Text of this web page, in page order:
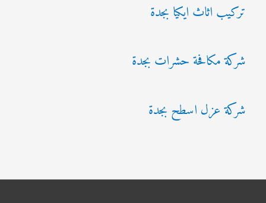
تركيب اثاث ايكيا بجدة
شركة مكافحة حشرات بجدة
شركة عزل اسطح بجدة